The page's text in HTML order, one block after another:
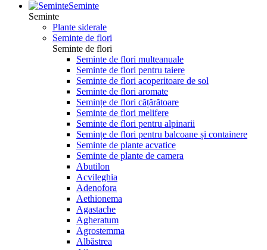
Seminte
Seminte
Plante siderale
Seminte de flori
Seminte de flori
Seminte de flori multeanuale
Seminte de flori pentru taiere
Seminte de flori acoperitoare de sol
Seminte de flori aromate
Semințe de flori cățărătoare
Seminte de flori melifere
Seminte de flori pentru alpinarii
Semințe de flori pentru balcoane și containere
Seminte de plante acvatice
Seminte de plante de camera
Abutilon
Acvileghia
Adenofora
Aethionema
Agastache
Agheratum
Agrostemma
Albăstrea